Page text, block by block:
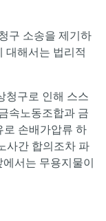
구 소송을 제기하
대해서는 법리적
청구로 인해 스스
속노동조합과 금
로 손배가압류 하
사간 합의조차 파
서는 무용지물이